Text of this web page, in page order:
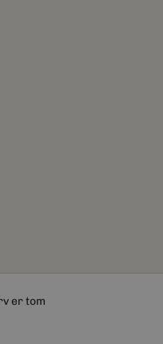
er tom